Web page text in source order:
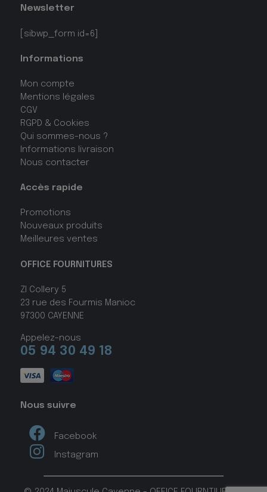
Newsletter
[sibwp_form id=6]
Informations
Mon compte
Mentions légales
CGV
RGPD & Cookies
Qui sommes-nous ?
Informations livraison
Nous contacter
Accès rapide
Promotions
Nouveaux produits
Meilleures ventes
OFFICE FOURNITURES
ZI Collery 5
23 rue des Fourmis Manioc
97300 CAYENNE
Appelez-nous
05 94 30 49 18
Nous suivre
Facebook
Instagram